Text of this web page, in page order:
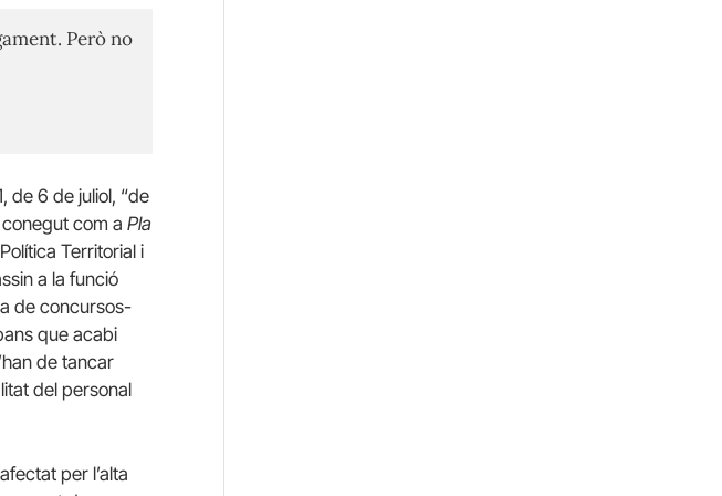
Però no
de 6 de juliol, “de
com a Pla
Territorial i
a la funció
de concursos-
que acabi
de tancar
del personal
per l’alta